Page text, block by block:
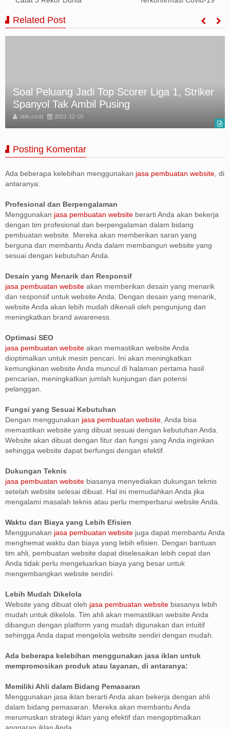
Related Post
Beroperasi Sejak 2016, Penambang Batu
Bara Ilegal Ditangkap
oblo.co.id 2021-12-10
Posting Komentar
Ada beberapa kelebihan menggunakan jasa pembuatan website , di
antaranya:
Profesional dan Berpengalaman
Menggunakan jasa pembuatan website berarti Anda akan bekerja
dengan tim profesional dan berpengalaman dalam bidang
pembuatan website. Mereka akan memberikan saran yang
berguna dan membantu Anda dalam membangun website yang
sesuai dengan kebutuhan Anda.
Desain yang Menarik dan Responsif
jasa pembuatan website akan memberikan desain yang menarik
dan responsif untuk website Anda. Dengan desain yang menarik,
website Anda akan lebih mudah dikenali oleh pengunjung dan
meningkatkan brand awareness.
Optimasi SEO
jasa pembuatan website akan memastikan website Anda
dioptimalkan untuk mesin pencari. Ini akan meningkatkan
kemungkinan website Anda muncul di halaman pertama hasil
pencarian, meningkatkan jumlah kunjungan dan potensi
pelanggan.
Fungsi yang Sesuai Kebutuhan
Dengan menggunakan jasa pembuatan website , Anda bisa
memastikan website yang dibuat sesuai dengan kebutuhan Anda.
Website akan dibuat dengan fitur dan fungsi yang Anda inginkan
sehingga website dapat berfungsi dengan efektif.
Dukungan Teknis
jasa pembuatan website biasanya menyediakan dukungan teknis
setelah website selesai dibuat. Hal ini memudahkan Anda jika
mengalami masalah teknis atau perlu memperbarui website Anda.
Waktu dan Biaya yang Lebih Efisien
Menggunakan jasa pembuatan website juga dapat membantu Anda
menghemat waktu dan biaya yang lebih efisien. Dengan bantuan
tim ahli, pembuatan website dapat diselesaikan lebih cepat dan
Anda tidak perlu mengeluarkan biaya yang besar untuk
mengembangkan website sendiri.
Lebih Mudah Dikelola
Website yang dibuat oleh jasa pembuatan website biasanya lebih
mudah untuk dikelola. Tim ahli akan memastikan website Anda
dibangun dengan platform yang mudah digunakan dan intuitif
sehingga Anda dapat mengelola website sendiri dengan mudah.
Ada beberapa kelebihan menggunakan jasa iklan untuk
mempromosikan produk atau layanan, di antaranya:
Memiliki Ahli dalam Bidang Pemasaran
Menggunakan jasa iklan berarti Anda akan bekerja dengan ahli
dalam bidang pemasaran. Mereka akan membantu Anda
merumuskan strategi iklan yang efektif dan mengoptimalkan
anggaran iklan Anda.